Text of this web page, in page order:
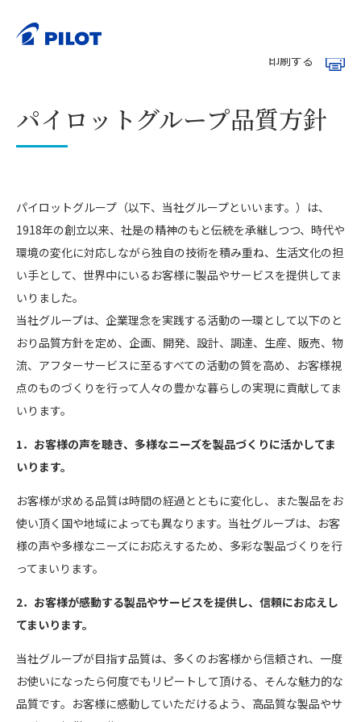
パイロットグループ品質方針
印刷する
パイロットグループ品質方針
パイロットグループ（以下、当社グループといいます。）は、
1918年の創立以来、社是の精神のもと伝統を承継しつつ、時代や
環境の変化に対応しながら独自の技術を積み重ね、生活文化の担
い手として、世界中にいるお客様に製品やサービスを提供してま
いりました。
当社グループは、企業理念を実践する活動の一環として以下のと
おり品質方針を定め、企画、開発、設計、調達、生産、販売、物
流、アフターサービスに至るすべての活動の質を高め、お客様視
点のものづくりを行って人々の豊かな暮らしの実現に貢献してま
いります。
1．お客様の声を聴き、多様なニーズを製品づくりに活かしてま
いります。
お客様が求める品質は時間の経過とともに変化し、また製品をお
使い頂く国や地域によっても異なります。当社グループは、お客
様の声や多様なニーズにお応えするため、多彩な製品づくりを行
ってまいります。
2．お客様が感動する製品やサービスを提供し、信頼にお応えし
てまいります。
当社グループが目指す品質は、多くのお客様から信頼され、一度
お使いになったら何度でもリピートして頂ける、そんな魅力的な
品質です。お客様に感動していただけるよう、高品質な製品やサ